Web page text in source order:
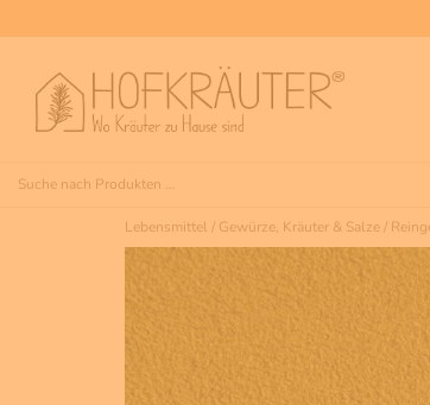
Lebensmittel / Gewürze, Kräuter & Salze/